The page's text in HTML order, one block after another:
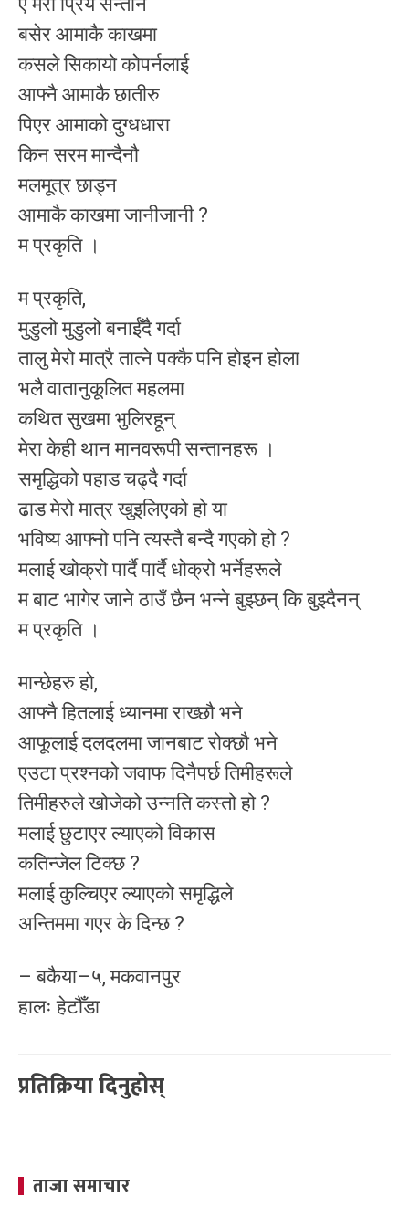
बसेर आमाकै काखमा
कसले सिकायो कोपर्नलाई
आफ्नै आमाकै छातीरु
पिएर आमाको दुग्धधारा
किन सरम मान्दैनौ
मलमूत्र छाड्न
आमाकै काखमा जानीजानी ?
म प्रकृति ।
म प्रकृति,
मुडुलो मुडुलो बनाईँदै गर्दा
तालु मेरो मात्रै तात्ने पक्कै पनि होइन होला
भलै वातानुकूलित महलमा
कथित सुखमा भुलिरहून्
मेरा केही थान मानवरूपी सन्तानहरू ।
समृद्धिको पहाड चढ्दै गर्दा
ढाड मेरो मात्र खुइलिएको हो या
भविष्य आफ्नो पनि त्यस्तै बन्दै गएको हो ?
मलाई खोक्रो पार्दै पार्दै धोक्रो भर्नेहरूले
म बाट भागेर जाने ठाउँ छैन भन्ने बुझ्छन् कि बुझ्दैनन्
म प्रकृति ।
मान्छेहरु हो,
आफ्नै हितलाई ध्यानमा राख्छौ भने
आफूलाई दलदलमा जानबाट रोक्छौ भने
एउटा प्रश्नको जवाफ दिनैपर्छ तिमीहरूले
तिमीहरुले खोजेको उन्नति कस्तो हो ?
मलाई छुटाएर ल्याएको विकास
कतिन्जेल टिक्छ ?
मलाई कुल्चिएर ल्याएको समृद्धिले
अन्तिममा गएर के दिन्छ ?
– बकैया–५, मकवानपुर
हालः हेटौँडा
प्रतिक्रिया दिनुहोस्
ताजा समाचार